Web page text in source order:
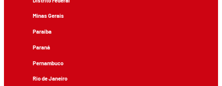
Minas Gerais
Paraíba
Paraná
Pernambuco
Rio de Janeiro